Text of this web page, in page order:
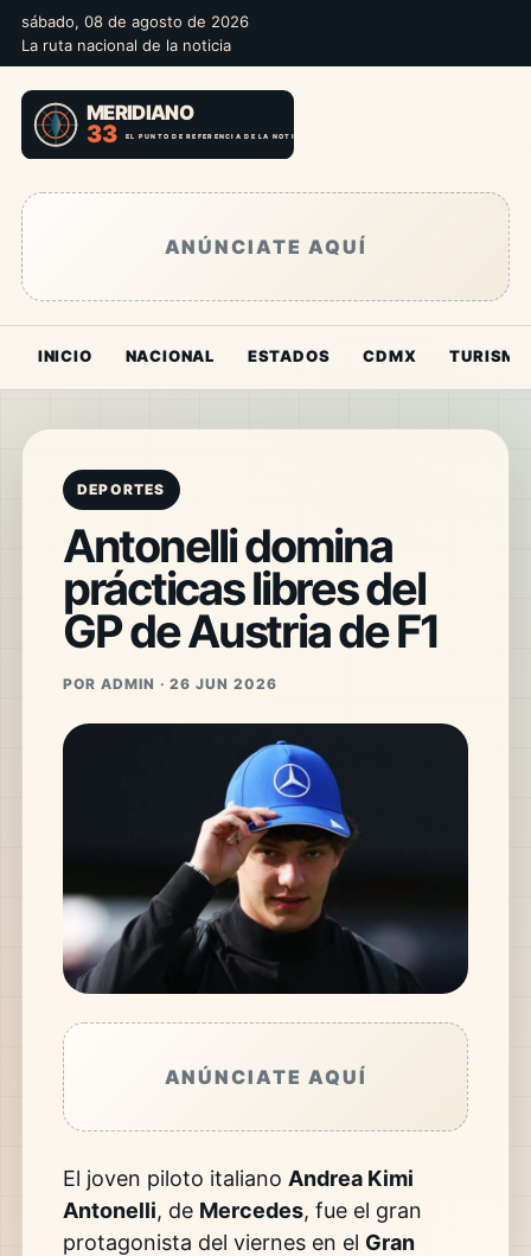
sábado, 08 de agosto de 2026
La ruta nacional de la noticia
ANÚNCIATE AQUÍ
INICIO NACIONAL ESTADOS CDMX TURISMO
DEPORTES
Antonelli domina
prácticas libres del
GP de Austria de F1
POR ADMIN · 26 JUN 2026
ANÚNCIATE AQUÍ
El joven piloto italiano Andrea Kimi
Antonelli, de Mercedes, fue el gran
protagonista del viernes en el Gran